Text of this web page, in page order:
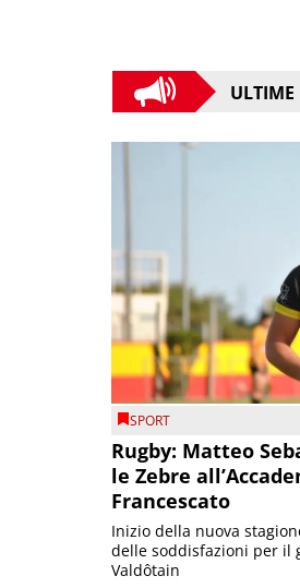
ULTIME
SPORT
Rugby: Matteo
le Zebre
Francescato
Inizio della nuova
delle soddisfazioni per il
Valdôtain